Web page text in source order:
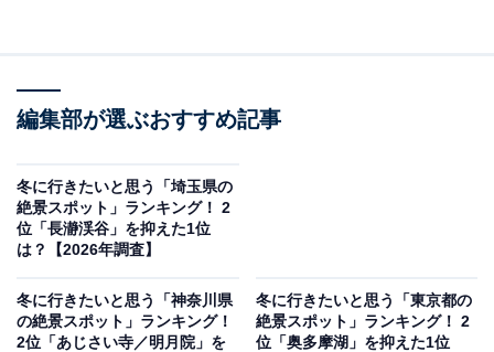
編集部が選ぶおすすめ記事
冬に行きたいと思う「埼玉県の
絶景スポット」ランキング！ 2
位「長瀞渓谷」を抑えた1位
は？【2026年調査】
冬に行きたいと思う「神奈川県
の絶景スポット」ランキング！
2位「あじさい寺／明月院」を
冬に行きたいと思う「東京都の
絶景スポット」ランキング！ 2
位「奥多摩湖」を抑えた1位